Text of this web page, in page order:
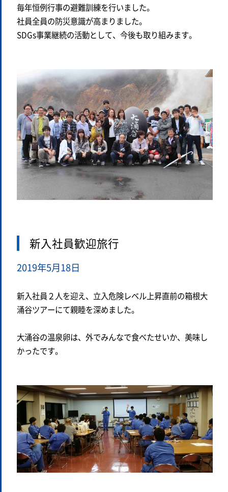
毎年恒例行事の避難訓練を行いました。
社員全員の防災意識が高まりました。
SDGs事業継続の活動として、今後も取り組みます。
新入社員歓迎旅行
2019年5月18日
新入社員２人を迎え、立入危険レベル上昇直前の箱根大
涌谷ツアーにて親睦を深めました。
大涌谷の温泉卵は、外でみんなで食べたせいか、美味し
かったです。